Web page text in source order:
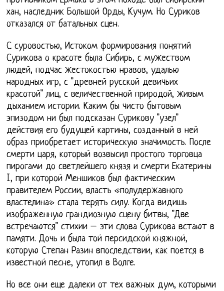
хан, наследник Большой Орды, Кучум. Но Суриков
отказался от батальных сцен.
С суровостью, Истоком формирования понятий
Сурикова о красоте была Сибирь, с мужеством
людей, подчас жестокостью нравов, удалью
народных игр, с "древней русской девичьих
красотой" лиц, с величественной природой, живым
дыханием истории. Каким бы чисто бытовым
эпизодом ни был подсказан Сурикову "узел"
действия его будущей картины, созданный в ней
образ приобретает историческую значимость. После
смерти царя, который возвысил простого торговца
пирогами до светлейшего князя и смерти Екатерины
I, при которой Меншиков был фактическим
правителем России, власть «полудержавного
властелина» стала терять силу. Когда видишь
изображенную грандиозную сцену битвы, "Две
встречаются" стихии – эти слова Сурикова встают в
памяти. Дочь и была той персидской княжной,
которую Степан Разин впоследствии, как поется в
известной песне, утопил в Волге.
Но все они еще далеки от тех важных дум, которыми